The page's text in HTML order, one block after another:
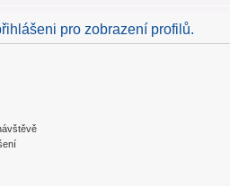
pro zobrazení profilů.